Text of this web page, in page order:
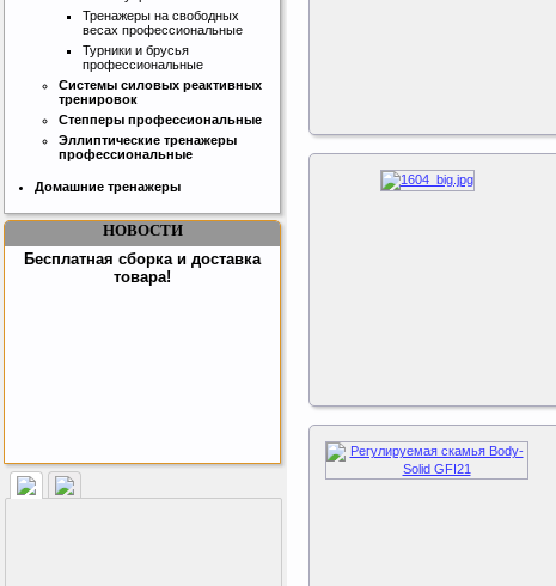
Тренажеры на свободных
весах профессиональные
Турники и брусья
профессиональные
Системы силовых реактивных
тренировок
Степперы профессиональные
Эллиптические тренажеры
профессиональные
Домашние тренажеры
НОВОСТИ
Интернет магазин SportLife
Работаем на рынке спортивных
товаров с 2008 года!
Бесплатная сборка и доставка
товара!
Подарочный сертификат